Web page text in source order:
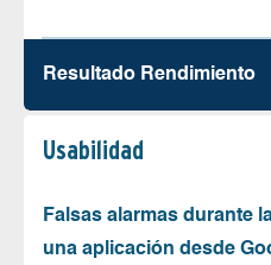
Resultado Rendimiento
Usabilidad
Falsas alarmas durante
una aplicación desde